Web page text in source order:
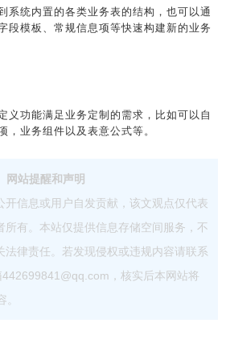
统内置的各类业务表的结构，也可以通
段模板、常规信息项等快速构建新的业务
功能满足业务定制的需求，比如可以自
，业务组件以及表意公式等。
网站提醒和声明
开信息或用户自发贡献，该文观点仅代表
所有。本站仅提供信息存储空间服务，不
法律责任。若发现侵权或违规内容请联系
，核实后本网站将